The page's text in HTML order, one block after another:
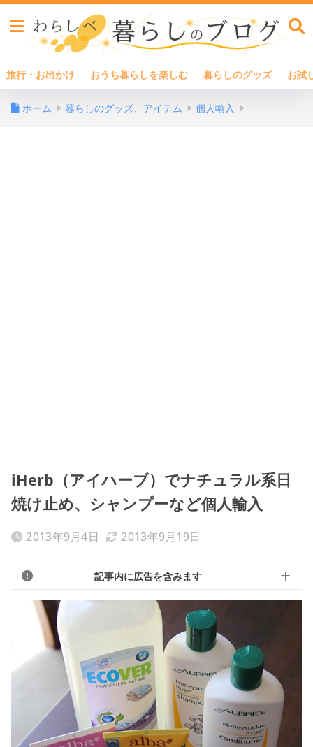
旅行・お出かけ おうち暮らしを楽しむ 暮らしのグッズ お試
ホーム 暮らしのグッズ、アイテム 個人輸入
iHerb（アイハーブ）でナチュラル系日
焼け止め、シャンプーなど個人輸入
2013年9月4日 2013年9月19日
記事内に広告を含みます